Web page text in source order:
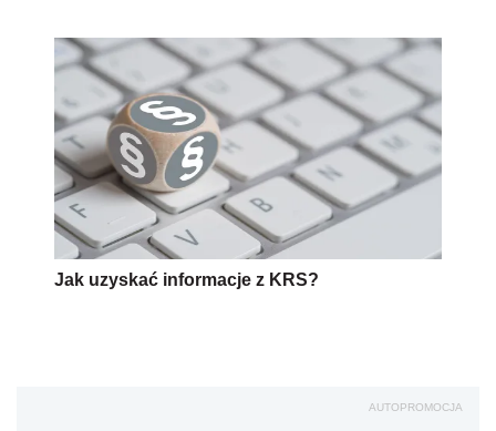
Jak uzyskać informacje z KRS?
AUTOPROMOCJA